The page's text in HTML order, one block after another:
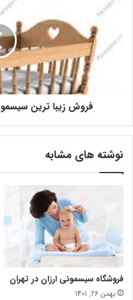
فروش زیبا ترین
نوشته های مشابه
فروشگاه سیسمونی ارزان در تهران
بهمن 26, 1401